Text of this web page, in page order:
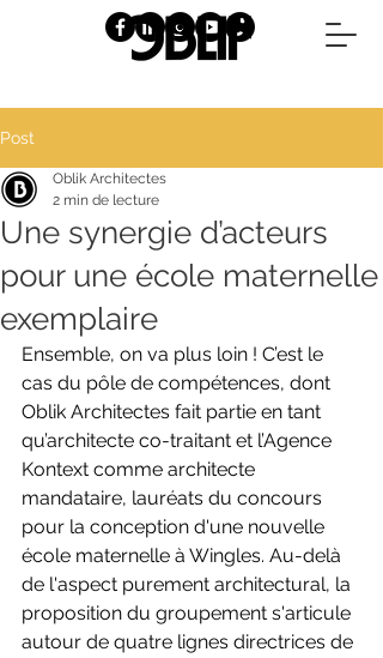
Post
Une synergie d’acteurs
pour une école maternelle
exemplaire
Oblik Architectes
2 min de lecture
Ensemble, on va plus loin ! C’est le
cas du pôle de compétences, dont
Oblik Architectes fait partie en tant
qu’architecte co-traitant et l’Agence
Kontext comme architecte
mandataire, lauréats du concours
pour la conception d'une nouvelle
école maternelle à Wingles. Au-delà
de l'aspect purement architectural, la
proposition du groupement s'articule
autour de quatre lignes directrices de